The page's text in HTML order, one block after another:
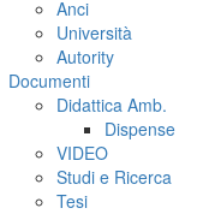
Anci
Università
Autority
Documenti
Didattica Amb.
Dispense
VIDEO
Studi e Ricerca
Tesi